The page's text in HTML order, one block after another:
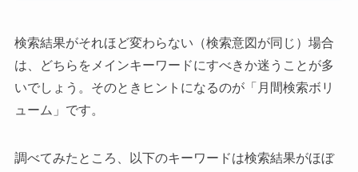
検索結果がそれほど変わらない（検索意図が同じ）場合
は、どちらをメインキーワードにすべきか迷うことが多
いでしょう。そのときヒントになるのが「月間検索ボリ
ューム」です。
調べてみたところ、以下のキーワードは検索結果がほぼ